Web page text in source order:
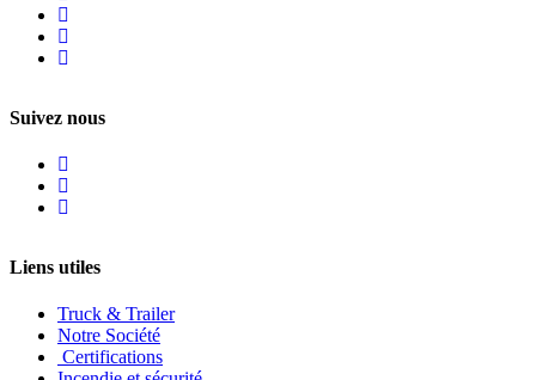
Suivez nous
Liens utiles
Truck & Trailer
Notre Société
Certifications